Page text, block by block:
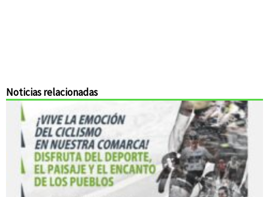
Noticias relacionadas